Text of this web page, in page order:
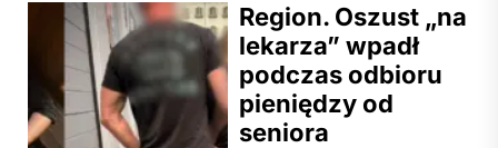
Region. Oszust „na
lekarza” wpadł
podczas odbioru
pieniędzy od
seniora